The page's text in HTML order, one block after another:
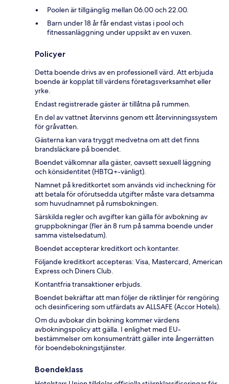
Poolen är tillgänglig mellan 06.00 och 22.00.
Barn under 18 år får endast vistas i pool och
fitnessanläggning under uppsikt av en vuxen.
Policyer
Detta boende drivs av en professionell värd. Att erbjuda
boende är kopplat till värdens företagsverksamhet eller
yrke.
Endast registrerade gäster är tillåtna på rummen.
En del av vattnet återvinns genom ett återvinningssystem
för gråvatten.
Gästerna kan vara tryggt medvetna om att det finns
brandsläckare på boendet.
Boendet välkomnar alla gäster, oavsett sexuell läggning
och könsidentitet (HBTQ+-vänligt).
Namnet på kreditkortet som används vid incheckning för
att betala för oförutsedda utgifter måste vara detsamma
som huvudnamnet på rumsbokningen.
Särskilda regler och avgifter kan gälla för avbokning av
gruppbokningar (fler än 8 rum på samma boende under
samma vistelsedatum).
Boendet accepterar kreditkort och kontanter.
Följande kreditkort accepteras: Visa, Mastercard, American
Express och Diners Club.
Kontantfria transaktioner erbjuds.
Boendet bekräftar att man följer de riktlinjer för rengöring
och desinficering som utfärdats av ALLSAFE (Accor Hotels).
Om du avbokar din bokning kommer värdens
avbokningspolicy att gälla. I enlighet med EU-
bestämmelser om konsumenträtt gäller inte ångerrätten
för boendebokningstjänster.
Boendeklass